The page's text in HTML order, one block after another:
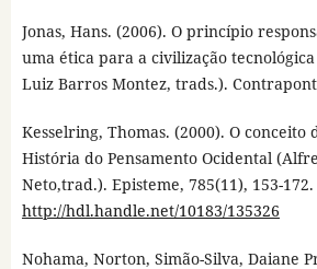
Jonas, Hans. (2006). O princípio
uma ética para a civilização
Luiz Barros Montez, trads.).
Kesselring, Thomas. (2000). O conceito
História do Pensamento Ocidental
Neto,trad.). Episteme, 785(11), 153-172.
http://hdl.handle.net/10183/135326
Nohama, Norton, Simão-Silva, Daiane